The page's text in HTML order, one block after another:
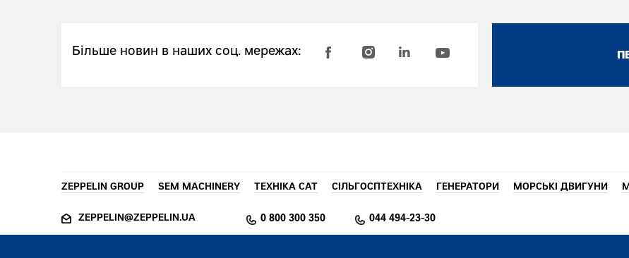
Більше новин в наших соц. мережах:
ZEPPELIN GROUP SEM MACHINERY ТЕХНІКА CAT СІЛЬГОСПТЕХНІКА ГЕНЕРАТОРИ МОРСЬКІ ДВИГУНИ
ZEPPELIN@ZEPPELIN.UA 0 800 300 350 044 494-23-30